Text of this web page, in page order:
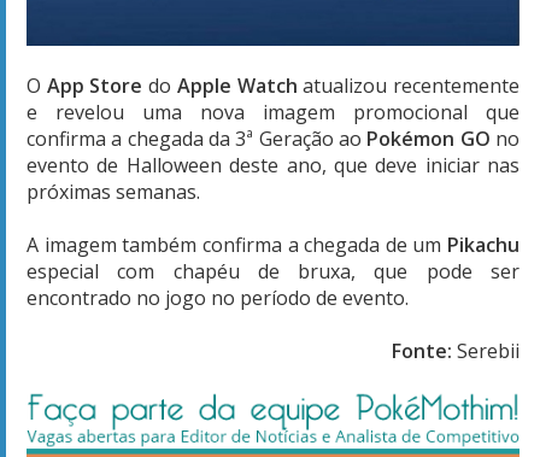
O App Store do Apple Watch atualizou recentemente
e revelou uma nova imagem promocional que
confirma a chegada da 3ª Geração ao Pokémon GO no
evento de Halloween deste ano, que deve iniciar nas
próximas semanas.
A imagem também confirma a chegada de um Pikachu
especial com chapéu de bruxa, que pode ser
encontrado no jogo no período de evento.
Fonte: Serebii